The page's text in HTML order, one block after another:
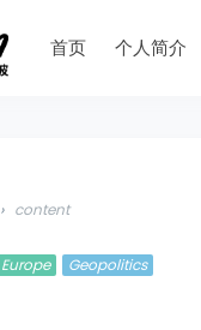
首页 个人简介
› content
Europe Geopolitics